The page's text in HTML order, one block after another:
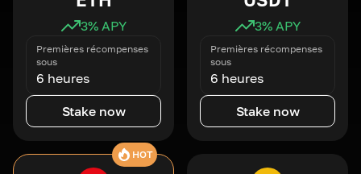
3% APY
Premières récompenses
sous
6 heures
Stake now
3% APY
Premières récompenses
sous
6 heures
Stake now
HOT